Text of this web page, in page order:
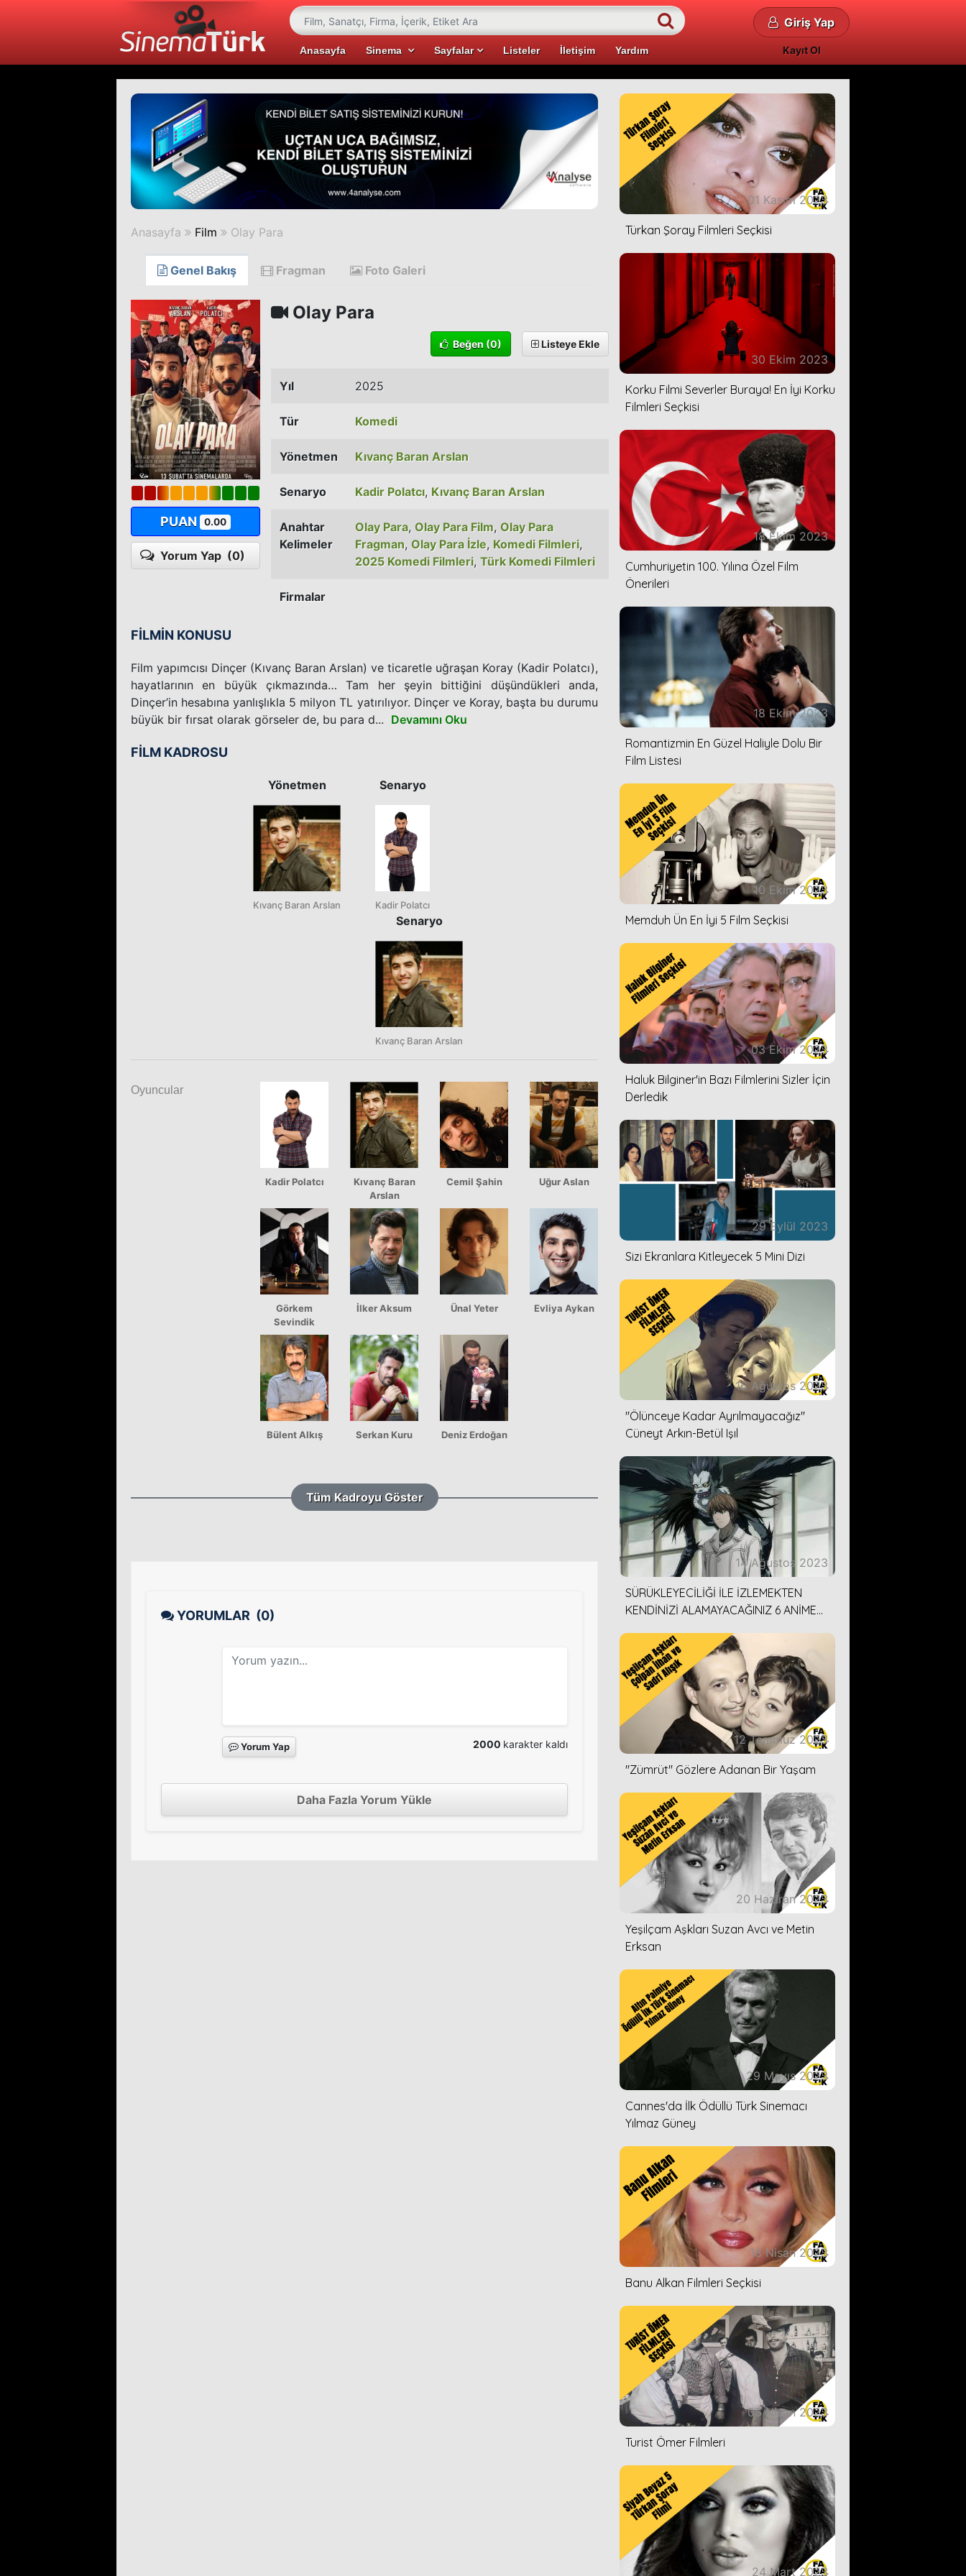
Anasayfa Sinema Sayfalar Listeler İletişim Yardım
Giriş Yap
Kayıt Ol
Anasayfa Film Olay Para
Genel Bakış Fragman Foto Galeri
PUAN 0.00
Yorum Yap (0)
Olay Para
Beğen (0) Listeye Ekle
Yıl 2025
Tür Komedi
Yönetmen Kıvanç Baran Arslan
Senaryo Kadir Polatcı, Kıvanç Baran Arslan
Anahtar
Kelimeler
Olay Para, Olay Para Film, Olay Para
Fragman, Olay Para İzle, Komedi Filmleri,
2025 Komedi Filmleri, Türk Komedi Filmleri
Firmalar
FİLMİN KONUSU
Film yapımcısı Dinçer (Kıvanç Baran Arslan) ve ticaretle uğraşan Koray (Kadir Polatcı),
hayatlarının en büyük çıkmazında… Tam her şeyin bittiğini düşündükleri anda,
Dinçer’in hesabına yanlışlıkla 5 milyon TL yatırılıyor. Dinçer ve Koray, başta bu durumu
büyük bir fırsat olarak görseler de, bu para d... Devamını Oku
FİLM KADROSU
Yönetmen
Kıvanç Baran Arslan
Senaryo
Kadir Polatcı
Senaryo
Kıvanç Baran Arslan
Oyuncular
Kadir Polatcı
Kıvanç Baran
Arslan
Cemil Şahin Uğur Aslan
Görkem
Sevindik
İlker Aksum Ünal Yeter Evliya Aykan
Bülent Alkış Serkan Kuru Deniz Erdoğan
Tüm Kadroyu Göster
YORUMLAR (0)
Yorum Yap 2000 karakter kaldı
Daha Fazla Yorum Yükle
01 Kasım 2023
Türkan Şoray Filmleri Seçkisi
30 Ekim 2023
Korku Filmi Severler Buraya! En İyi Korku
Filmleri Seçkisi
18 Ekim 2023
Cumhuriyetin 100. Yılına Özel Film
Önerileri
18 Ekim 2023
Romantizmin En Güzel Haliyle Dolu Bir
Film Listesi
10 Ekim 2023
Memduh Ün En İyi 5 Film Seçkisi
03 Ekim 2023
Haluk Bilginer'in Bazı Filmlerini Sizler İçin
Derledik
29 Eylül 2023
Sizi Ekranlara Kitleyecek 5 Mini Dizi
16 Ağustos 2023
''Ölünceye Kadar Ayrılmayacağız''
Cüneyt Arkın-Betül Işıl
14 Ağustos 2023
SÜRÜKLEYECİLİĞİ İLE İZLEMEKTEN
KENDİNİZİ ALAMAYACAĞINIZ 6 ANİME
12 Temmuz 2023
''Zümrüt'' Gözlere Adanan Bir Yaşam
20 Haziran 2023
Yeşilçam Aşkları Suzan Avcı ve Metin
Erksan
29 Mayıs 2023
Cannes'da İlk Ödüllü Türk Sinemacı
Yılmaz Güney
18 Nisan 2023
Banu Alkan Filmleri Seçkisi
05 Nisan 2023
Turist Ömer Filmleri
24 Mart 2023